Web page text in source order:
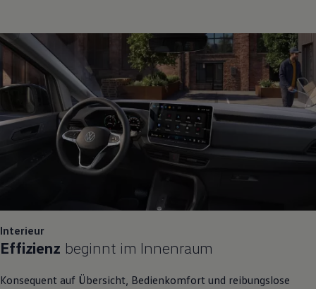
Interieur
Effizienz beginnt im Innenraum
Konsequent auf Übersicht, Bedienkomfort und reibungslose